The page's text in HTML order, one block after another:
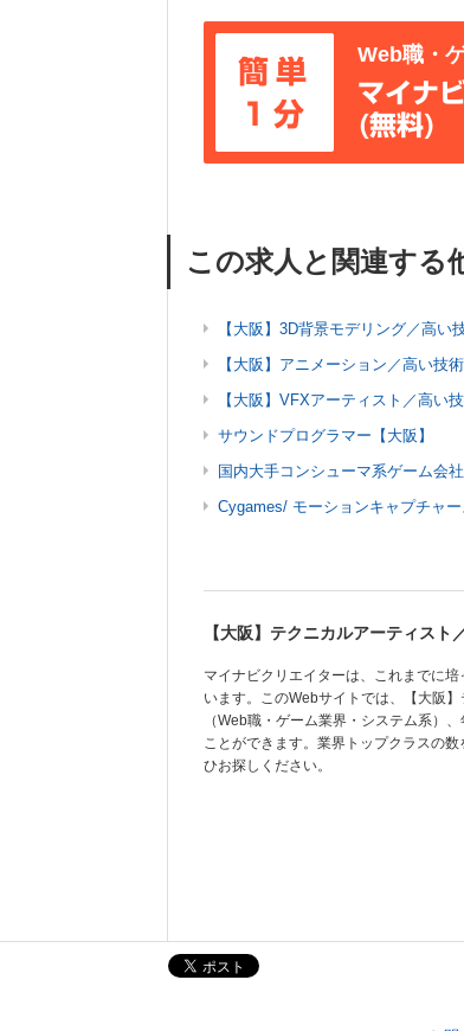
簡単
1分
Web職・
マイナ
(無料)
この求人と関連する
【大阪】3D背景モデリング／高
【大阪】アニメーション／高い技
【大阪】VFXアーティスト／高い
サウンドプログラマー【大阪】
国内大手コンシューマ系ゲーム会
Cygames/ モーションキャプチャ
【大阪】テクニカルアーティス
マイナビクリエイターは、これまでに
います。このWebサイトでは、【大阪
（Web職・ゲーム業界・システム系）
ことができます。業界トップクラスの
ひお探しください。